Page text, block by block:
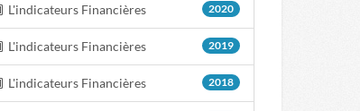
L'indicateurs Financières 2020
L'indicateurs Financières 2019
L'indicateurs Financières 2018